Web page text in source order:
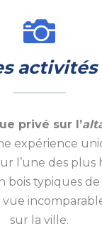
activités
privé sur l’
expérience
l’une des plus
bois typiques de
sur la ville.